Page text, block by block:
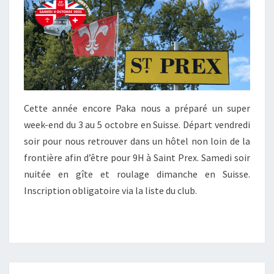
Cette année encore Paka nous a préparé un super
week-end du 3 au 5 octobre en Suisse. Départ vendredi
soir pour nous retrouver dans un hôtel non loin de la
frontière afin d’être pour 9H à Saint Prex. Samedi soir
nuitée en gîte et roulage dimanche en Suisse.
Inscription obligatoire via la liste du club.